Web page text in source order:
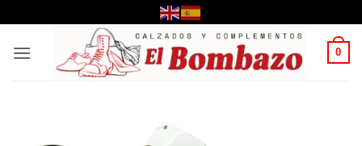
al
contenido
0